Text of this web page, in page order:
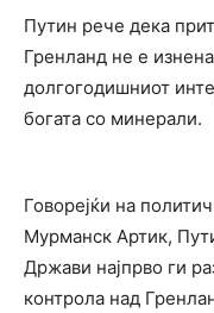
Путин рече дека
Гренланд не е
долгогодишниот
богата со минерали.
Говорејќи на
Мурманск Артик,
Држави најпрво ги
контрола над